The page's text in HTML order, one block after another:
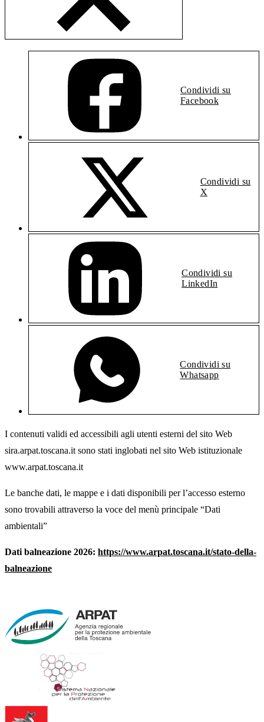
Condividi su
Facebook
Condividi su
X
Condividi su
LinkedIn
Condividi su
Whatsapp
I contenuti validi ed accessibili agli utenti esterni del sito Web
sira.arpat.toscana.it sono stati inglobati nel sito Web istituzionale
www.arpat.toscana.it
Le banche dati, le mappe e i dati disponibili per l’accesso esterno
sono trovabili attraverso la voce del menù principale “Dati
ambientali”
Dati balneazione 2026: https://www.arpat.toscana.it/stato-della-
balneazione